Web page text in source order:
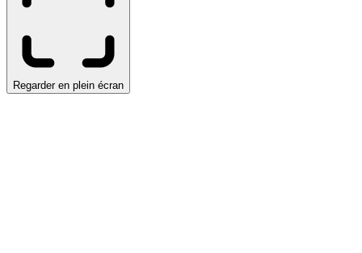
Regarder en plein écran